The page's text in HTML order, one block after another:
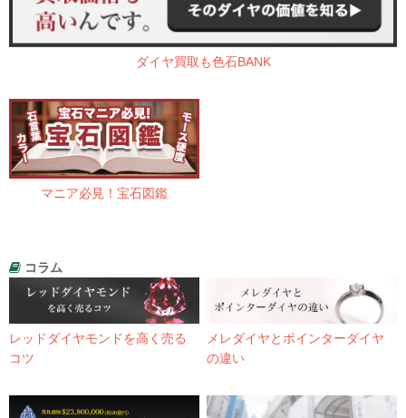
ダイヤ買取も色石BANK
マニア必見！宝石図鑑
コラム
レッドダイヤモンドを高く売る
コツ
メレダイヤとポインターダイヤ
の違い